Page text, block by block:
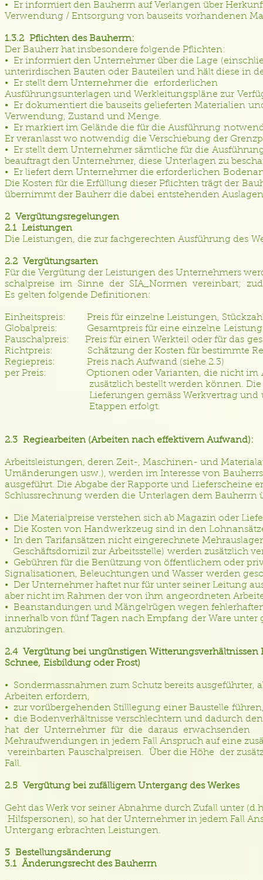
• Er informiert den Bauherrn auf Verlangen über
Verwendung / Entsorgung von bauseits vorhandenen
1.3.2 Pflichten des Bauherrn:
Der Bauherr hat insbesondere folgende Pflichten:
• Er informiert den Unternehmer über die Lage
unterirdischen Bauten oder Bauteilen und hält diese in
• Er stellt dem Unternehmer die erforderlichen
Ausführungsunterlagen und Werkleitungspläne zur
• Er dokumentiert die bauseits gelieferten Materialien
Verwendung, Zustand und Menge.
• Er markiert im Gelände die für die Ausführung
Er veranlasst wo notwendig die Verschiebung der
• Er stellt dem Unternehmer sämtliche für die
beauftragt den Unternehmer, diese Unterlagen zu
• Er liefert dem Unternehmer die erforderlichen
Die Kosten für die Erfüllung dieser Pflichten trägt der
übernimmt der Bauherr die dabei entstehenden
2 Vergütungsregelungen
2.1 Leistungen
Die Leistungen, die zur fachgerechten Ausführung des
2.2 Vergütungsarten
Für die Vergütung der Leistungen des Unternehmers
schalpreise im Sinne der SIA_Normen vereinbart;
Es gelten folgende Definitionen:
Einheitspreis: Preis für einzelne Leistungen,
Globalpreis: Gesamtpreis für eine einzelne
Pauschalpreis: Preis für einen Werkteil oder für das
Richtpreis: Schätzung der Kosten für
Regiepreis: Preis nach Aufwand (siehe 2.3)
per Preis: Optionen oder Varianten, die nicht im
zusätzlich bestellt werden können. Die Preise
Lieferungen gemäss Werkvertrag und unter
Etappen erfolgt.
2.3 Regiearbeiten (Arbeiten nach effektivem Aufwand):
Arbeitsleistungen, deren Zeit-, Maschinen- und
Umänderungen usw.), werden im Interesse von
ausgeführt. Die Abgabe der Rapporte und Lieferscheine
Schlussrechnung werden die Unterlagen dem
• Die Materialpreise verstehen sich ab Magazin oder
• Die Kosten von Handwerkzeug sind in den
• In den Tarifansätzen nicht eingerechnete
Geschäftsdomizil zur Arbeitsstelle) werden zusätzlich
• Gebühren für die Benützung von öffentlichem oder
Signalisationen, Beleuchtungen und Wasser werden
• Der Unternehmer haftet nur für unter seiner Leitung
aber nicht im Rahmen der von ihm angeordneten
• Beanstandungen und Mängelrügen wegen
innerhalb von fünf Tagen nach Empfang der Ware unter
anzubringen.
2.4 Vergütung bei ungünstigen Witterungsverhältnissen
Schnee, Eisbildung oder Frost)
• Sondermassnahmen zum Schutz bereits
Arbeiten erfordern,
• zur vorübergehenden Stilllegung einer Baustelle
• die Bodenverhältnisse verschlechtern und dadurch
hat der Unternehmer für die daraus erwachsenden
Mehraufwendungen in jedem Fall Anspruch auf eine
vereinbarten Pauschalpreisen. Über die Höhe der
Fall.
2.5 Vergütung bei zufälligem Untergang des Werkes
Geht das Werk vor seiner Abnahme durch Zufall unter
Hilfspersonen), so hat der Unternehmer in jedem Fall
Untergang erbrachten Leistungen.
3 Bestellungsänderung
3.1 Änderungsrecht des Bauherrn